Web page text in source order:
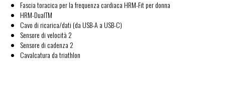
Fascia toracica per la frequenza cardiaca HRM-Fit per donna
HRM-DualTM
Cavo di ricarica/dati (da USB-A a USB-C)
Sensore di velocità 2
Sensore di cadenza 2
Cavalcatura da triathlon